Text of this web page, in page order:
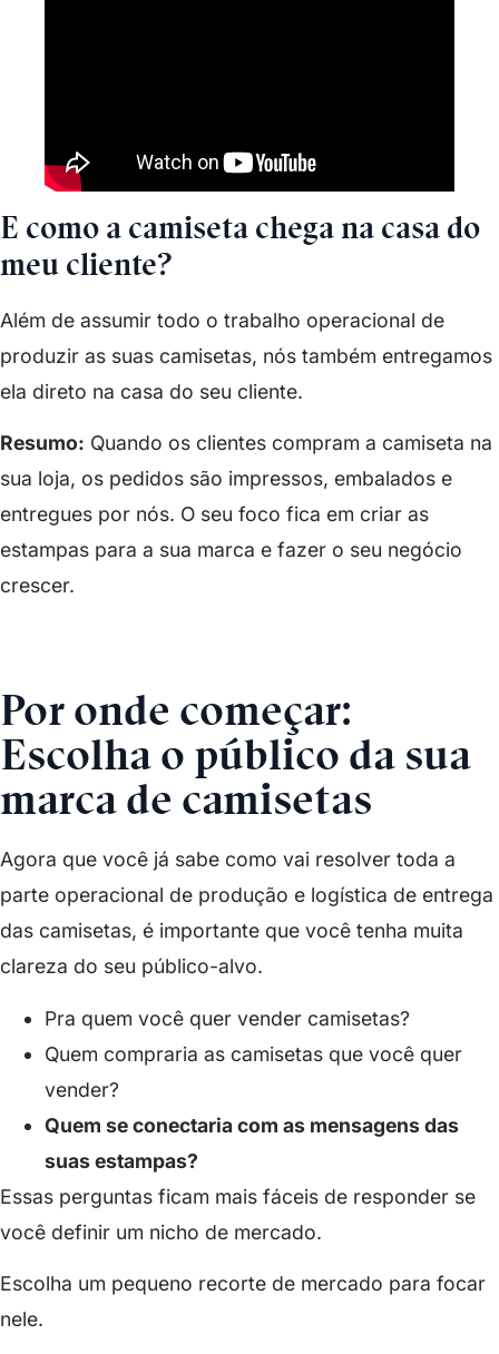
E como a camiseta chega na casa do
meu cliente?
Além de assumir todo o trabalho operacional de
produzir as suas camisetas, nós também entregamos
ela direto na casa do seu cliente.
Resumo: Quando os clientes compram a camiseta na
sua loja, os pedidos são impressos, embalados e
entregues por nós. O seu foco fica em criar as
estampas para a sua marca e fazer o seu negócio
crescer.
Por onde começar:
Escolha o público da sua
marca de camisetas
Agora que você já sabe como vai resolver toda a
parte operacional de produção e logística de entrega
das camisetas, é importante que você tenha muita
clareza do seu público-alvo.
Pra quem você quer vender camisetas?
Quem compraria as camisetas que você quer
vender?
Quem se conectaria com as mensagens das
suas estampas?
Essas perguntas ficam mais fáceis de responder se
você definir um nicho de mercado.
Escolha um pequeno recorte de mercado para focar
nele.